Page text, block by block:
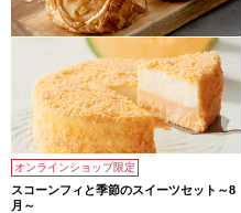
オンラインショップ限定
スコーンフィと季節のスイーツセット～8
月～